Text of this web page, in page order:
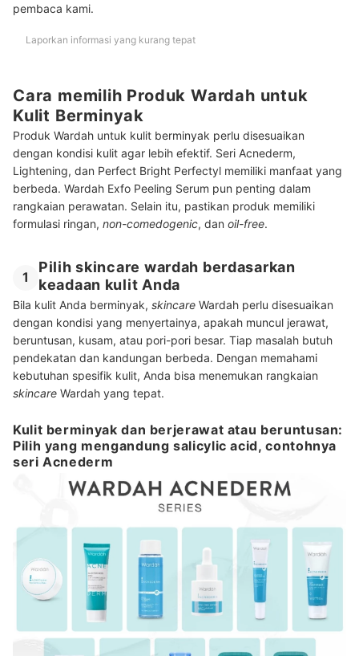
pembaca kami.
Laporkan informasi yang kurang tepat
Cara memilih Produk Wardah untuk
Kulit Berminyak
Produk Wardah untuk kulit berminyak perlu disesuaikan
dengan kondisi kulit agar lebih efektif. Seri Acnederm,
Lightening, dan Perfect Bright Perfectyl memiliki manfaat yang
berbeda. Wardah Exfo Peeling Serum pun penting dalam
rangkaian perawatan. Selain itu, pastikan produk memiliki
formulasi ringan, non-comedogenic, dan oil-free.
1
Pilih skincare wardah berdasarkan
keadaan kulit Anda
Bila kulit Anda berminyak, skincare Wardah perlu disesuaikan
dengan kondisi yang menyertainya, apakah muncul jerawat,
beruntusan, kusam, atau pori-pori besar. Tiap masalah butuh
pendekatan dan kandungan berbeda. Dengan memahami
kebutuhan spesifik kulit, Anda bisa menemukan rangkaian
skincare Wardah yang tepat.
Kulit berminyak dan berjerawat atau beruntusan:
Pilih yang mengandung salicylic acid, contohnya
seri Acnederm